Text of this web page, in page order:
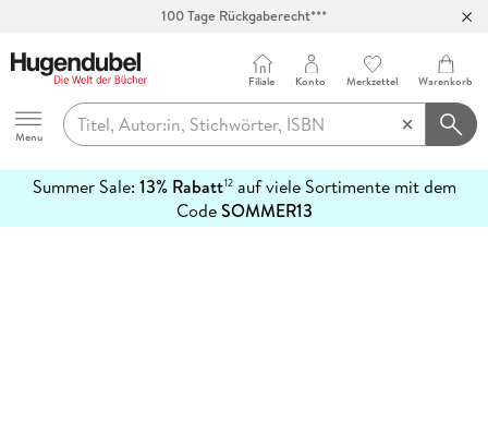
100 Tage Rückgaberecht***
Hugendubel
Menu
Filiale Konto Merkzettel Warenkorb
Summer Sale: 13% Rabatt12auf viele Sortimente mit dem
CodeSOMMER13
erfahren